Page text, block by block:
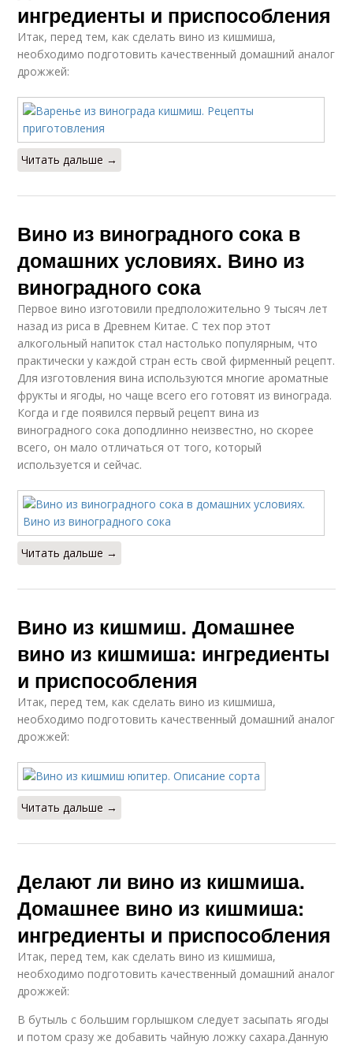
ингредиенты и приспособления
Итак, перед тем, как сделать вино из кишмиша,
необходимо подготовить качественный домашний аналог
дрожжей:
Читать дальше →
Вино из виноградного сока в
домашних условиях. Вино из
виноградного сока
Первое вино изготовили предположительно 9 тысяч лет
назад из риса в Древнем Китае. С тех пор этот
алкогольный напиток стал настолько популярным, что
практически у каждой стран есть свой фирменный рецепт.
Для изготовления вина используются многие ароматные
фрукты и ягоды, но чаще всего его готовят из винограда.
Когда и где появился первый рецепт вина из
виноградного сока доподлинно неизвестно, но скорее
всего, он мало отличаться от того, который
используется и сейчас.
Читать дальше →
Вино из кишмиш. Домашнее
вино из кишмиша: ингредиенты
и приспособления
Итак, перед тем, как сделать вино из кишмиша,
необходимо подготовить качественный домашний аналог
дрожжей:
Читать дальше →
Делают ли вино из кишмиша.
Домашнее вино из кишмиша:
ингредиенты и приспособления
Итак, перед тем, как сделать вино из кишмиша,
необходимо подготовить качественный домашний аналог
дрожжей:
В бутыль с большим горлышком следует засыпать ягоды
и потом сразу же добавить чайную ложку сахара.Данную